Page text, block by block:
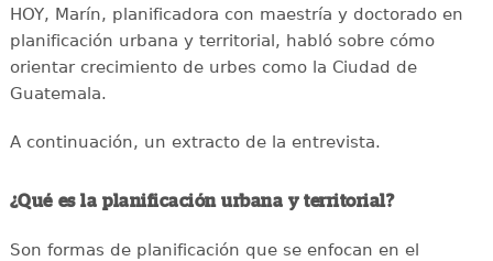
HOY, Marín, planificadora con maestría y doctorado en
planificación urbana y territorial, habló sobre cómo
orientar crecimiento de urbes como la Ciudad de
Guatemala.
A continuación, un extracto de la entrevista.
¿Qué es la planificación urbana y territorial?
Son formas de planificación que se enfocan en el